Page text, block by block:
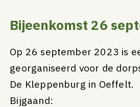
Bijeenkomst 26
Op 26 september 2023 is
georganiseerd voor de
De Kleppenburg in Oeffelt.
Bijgaand: